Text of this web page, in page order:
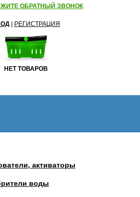
ОБРАТНЫЙ ЗВОНОК
РЕГИСТРАЦИЯ
НЕТ ТОВАРОВ
активаторы
воды